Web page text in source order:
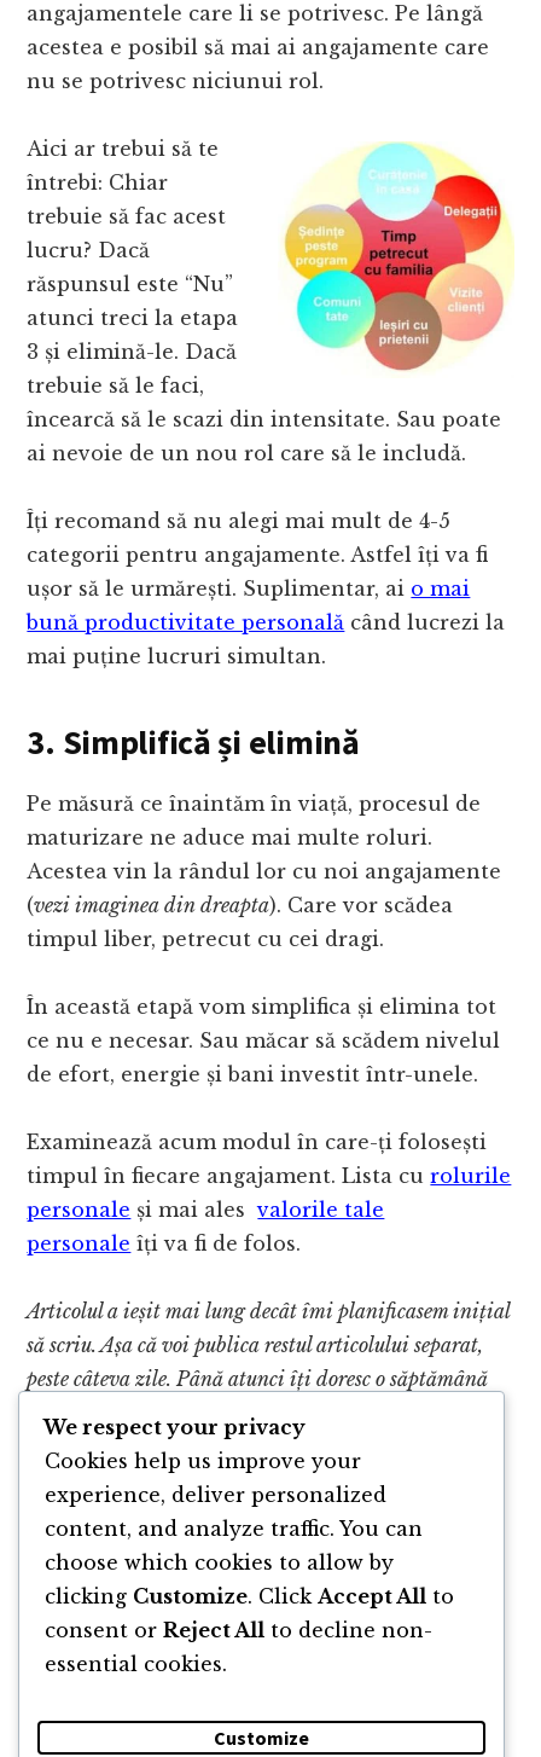
angajamentele care li se potrivesc. Pe lângă
acestea e posibil să mai ai angajamente care
nu se potrivesc niciunui rol.
Aici ar trebui să te
întrebi: Chiar
trebuie să fac acest
lucru? Dacă
răspunsul este “Nu”
atunci treci la etapa
3 și elimină-le. Dacă
trebuie să le faci,
încearcă să le scazi din intensitate. Sau poate
ai nevoie de un nou rol care să le includă.
Îți recomand să nu alegi mai mult de 4-5
categorii pentru angajamente. Astfel îți va fi
ușor să le urmărești. Suplimentar, ai o mai
bună productivitate personală când lucrezi la
mai puține lucruri simultan.
3. Simplifică și elimină
Pe măsură ce înaintăm în viață, procesul de
maturizare ne aduce mai multe roluri.
Acestea vin la rândul lor cu noi angajamente
(vezi imaginea din dreapta). Care vor scădea
timpul liber, petrecut cu cei dragi.
În această etapă vom simplifica și elimina tot
ce nu e necesar. Sau măcar să scădem nivelul
de efort, energie și bani investit într-unele.
Examinează acum modul în care-ți folosești
timpul în fiecare angajament. Lista curolurile
personale și mai alesvalorile tale
personale îți va fi de folos.
Articolul a ieșit mai lung decât îmi planificasem inițial
să scriu. Așa că voi publica restul articolului separat,
peste câteva zile. Până atunci îți doresc o săptămână
plină de realizări.
Update: Citește Angajamentele personale,
partea doua
We respect your privacy
Cookies help us improve your
experience, deliver personalized
content, and analyze traffic. You can
choose which cookies to allow by
clicking Customize. Click Accept All to
consent or Reject All to decline non-
essential cookies.
Customize